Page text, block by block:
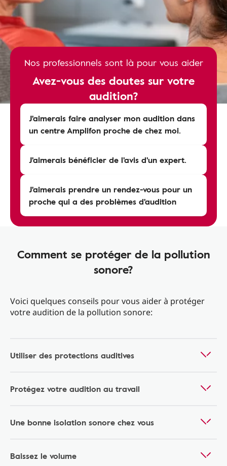
Nos professionnels sont là pour vous aider
Avez-vous des doutes sur votre
audition?
J'aimerais faire analyser mon audition dans
un centre Amplifon proche de chez moi.
J'aimerais bénéficier de l'avis d'un expert.
J'aimerais prendre un rendez-vous pour un
proche qui a des problèmes d'audition
Comment se protéger de la pollution
sonore?
Voici quelques conseils pour vous aider à protéger
votre audition de la pollution sonore:
Utiliser des protections auditives
Protégez votre audition au travail
Une bonne isolation sonore chez vous
Baissez le volume